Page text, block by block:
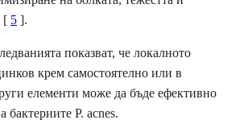
[ 5 ].
показват, че локалното
крем самостоятелно или в
елементи може да бъде ефективно
бактериите P. acnes.